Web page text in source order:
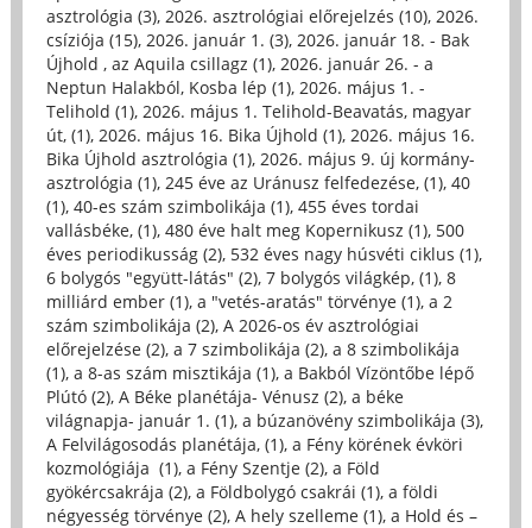
asztrológia (3), 2026. asztrológiai előrejelzés (10), 2026.
csíziója (15), 2026. január 1. (3), 2026. január 18. - Bak
Újhold , az Aquila csillagz (1), 2026. január 26. - a
Neptun Halakból, Kosba lép (1), 2026. május 1. -
Telihold (1), 2026. május 1. Telihold-Beavatás, magyar
út, (1), 2026. május 16. Bika Újhold (1), 2026. május 16.
Bika Újhold asztrológia (1), 2026. május 9. új kormány-
asztrológia (1), 245 éve az Uránusz felfedezése, (1), 40
(1), 40-es szám szimbolikája (1), 455 éves tordai
vallásbéke, (1), 480 éve halt meg Kopernikusz (1), 500
éves periodikusság (2), 532 éves nagy húsvéti ciklus (1),
6 bolygós "együtt-látás" (2), 7 bolygós világkép, (1), 8
milliárd ember (1), a "vetés-aratás" törvénye (1), a 2
szám szimbolikája (2), A 2026-os év asztrológiai
előrejelzése (2), a 7 szimbolikája (2), a 8 szimbolikája
(1), a 8-as szám misztikája (1), a Bakból Vízöntőbe lépő
Plútó (2), A Béke planétája- Vénusz (2), a béke
világnapja- január 1. (1), a búzanövény szimbolikája (3),
A Felvilágosodás planétája, (1), a Fény körének évköri
kozmológiája (1), a Fény Szentje (2), a Föld
gyökércsakrája (2), a Földbolygó csakrái (1), a földi
négyesség törvénye (2), A hely szelleme (1), a Hold és –